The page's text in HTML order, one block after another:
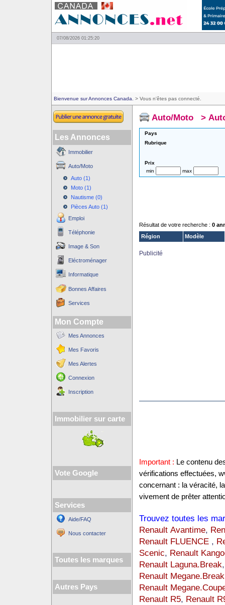
07/08/2026 01:25:20
Bienvenue sur Annonces Canada. > Vous n'êtes pas connecté.
Les Annonces
Immobilier
Auto/Moto
Auto (1)
Moto (1)
Nautisme (0)
Pièces Auto (1)
Emploi
Téléphonie
Image & Son
Eléctroménager
Informatique
Bonnes Affaires
Services
Mon Compte
Mes Annonces
Mes Favoris
Mes Alertes
Connexion
Inscription
Immobilier sur carte
Vote Google
Services
Aide/FAQ
Nous contacter
Toutes les marques
Autres Pays
Auto/Moto >
Pays
Rubrique
Prix
min
max
Résultat de votre recherche : 0
Région
Modèle
Publicité
Important : Le contenu
vérifications effectuées,
concernant : la véracité,
vivement de prêter
Trouvez toutes les
Renault Avantime,
Renault FLUENCE ,
Scenic, Renault
Renault Laguna.Break
Renault Megane.Break
Renault
Renault R5, Renault